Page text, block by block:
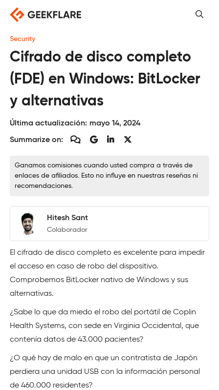
Saltar
contenido
Security
Cifrado de disco completo
(FDE) en Windows: BitLocker
y alternativas
Última actualización: mayo 14, 2024
Summarize on:
Ganamos comisiones cuando usted compra a través de
enlaces de afiliados. Esto no influye en nuestras reseñas ni
recomendaciones.
Hitesh Sant
Colaborador
El cifrado de disco completo es excelente para impedir
el acceso en caso de robo del dispositivo.
Comprobemos BitLocker nativo de Windows y sus
alternativas.
¿Sabe lo que da miedo el robo del portátil de Coplin
Health Systems, con sede en Virginia Occidental, que
contenía datos de 43.000 pacientes?
¿O qué hay de malo en que un contratista de Japón
perdiera una unidad USB con la información personal
de 460.000 residentes?